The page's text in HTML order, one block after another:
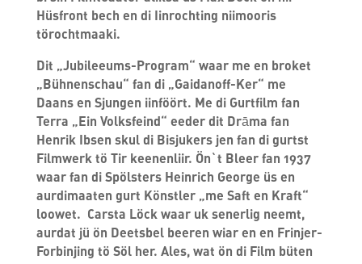
Hüsfront bech en di Iinrochting niimooris
törochtmaaki.
Dit „Jubileeums-Program“ waar me en broket
„Bühnenschau“ fan di „Gaidanoff-Ker“ me
Daans en Sjungen iinföört. Me di Gurtfilm fan
Terra „Ein Volksfeind“ eeder dit Drāma fan
Henrik Ibsen skul di Bisjukers jen fan di gurtst
Filmwerk tö Tir keenenliir. Ön`t Bleer fan 1937
waar fan di Spölsters Heinrich George üs en
aurdimaaten gurt Könstler „me Saft en Kraft“
loowet. Carsta Löck waar uk senerlig neemt,
aurdat jü ön Deetsbel beeren wiar en en Frinjer-
Forbinjing tö Söl her. Ales, wat ön di Film büten